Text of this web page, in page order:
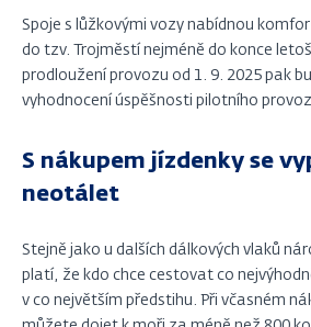
Spoje s lůžkovými vozy nabídnou
do tzv. Trojměstí nejméně do konce
prodloužení provozu od 1. 9. 2025 pak
vyhodnocení úspěšnosti pilotního
S nákupem jízdenky se
neotálet
Stejně jako u dalších dálkových vlaků
platí, že kdo chce cestovat co
v co největším předstihu. Při včasném